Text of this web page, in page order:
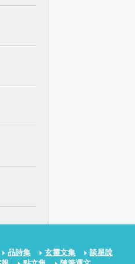
品詩集 玄靈文集
談星說